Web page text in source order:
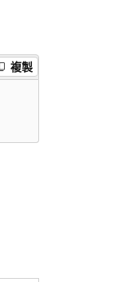
複製